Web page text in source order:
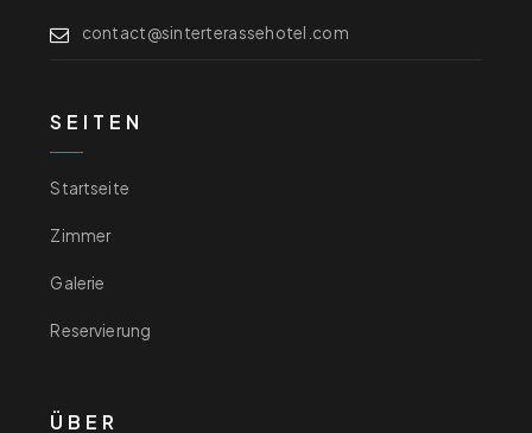
contact@sinterterassehotel.com
SEITEN
Startseite
Zimmer
Galerie
Reservierung
ÜBER